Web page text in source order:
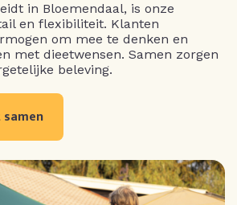
in Bloemendaal, is onze
en flexibiliteit. Klanten
om mee te denken en
met dieetwensen. Samen zorgen
beleving.